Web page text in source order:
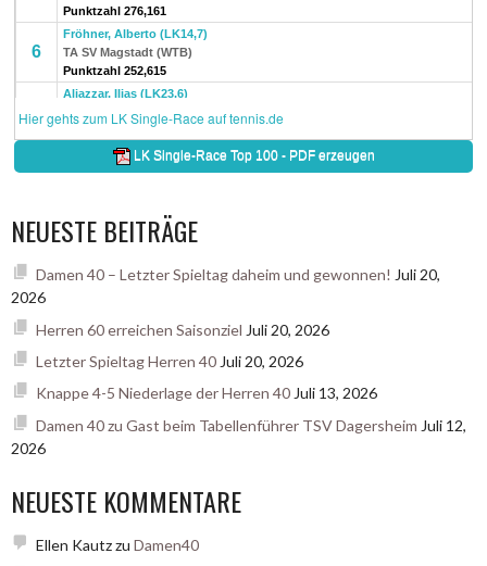
NEUESTE BEITRÄGE
Damen 40 – Letzter Spieltag daheim und gewonnen! Juli 20,
2026
Herren 60 erreichen Saisonziel Juli 20, 2026
Letzter Spieltag Herren 40 Juli 20, 2026
Knappe 4-5 Niederlage der Herren 40Juli 13, 2026
Damen 40 zu Gast beim Tabellenführer TSV Dagersheim Juli 12,
2026
NEUESTE KOMMENTARE
Ellen Kautzzu Damen40